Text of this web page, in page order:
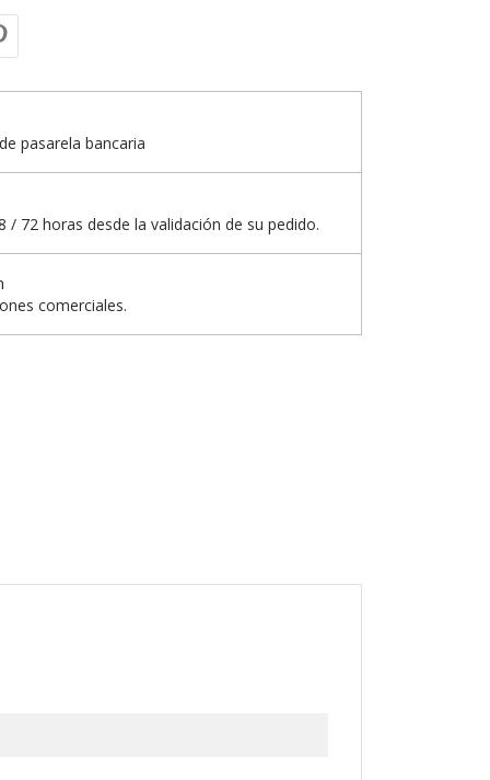
pasarela bancaria
/ 72 horas desde la validación de su pedido.
comerciales.